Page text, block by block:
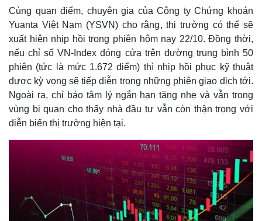
Cùng quan điểm, chuyên gia của Công ty Chứng khoán
Yuanta Việt Nam (YSVN) cho rằng, thị trường có thể sẽ
xuất hiện nhịp hồi trong phiên hôm nay 22/10. Đồng thời,
nếu chỉ số VN-Index đóng cửa trên đường trung bình 50
phiên (tức là mức 1.672 điểm) thì nhịp hồi phục kỹ thuật
được kỳ vọng sẽ tiếp diễn trong những phiên giao dịch tới.
Ngoài ra, chỉ báo tâm lý ngắn hạn tăng nhẹ và vẫn trong
vùng bi quan cho thấy nhà đầu tư vẫn còn thận trọng với
diễn biến thị trường hiện tại.